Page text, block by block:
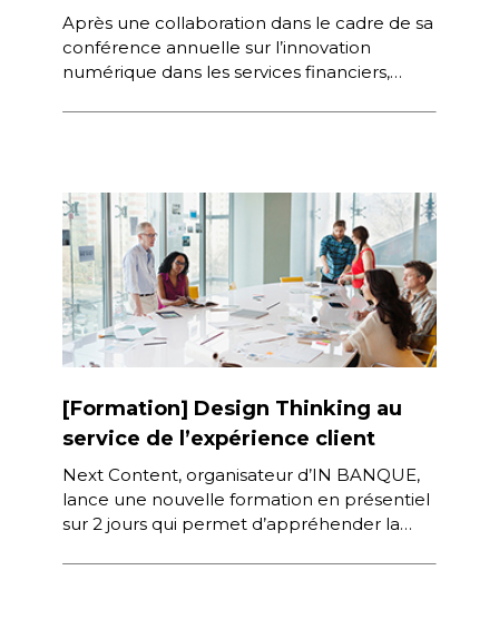
Après une collaboration dans le cadre de sa
conférence annuelle sur l’innovation
numérique dans les services financiers,
[Formation] Design Thinking au
service de l’expérience client
Next Content, organisateur d’IN BANQUE,
lance une nouvelle formation en présentiel
sur 2 jours qui permet d’appréhender la